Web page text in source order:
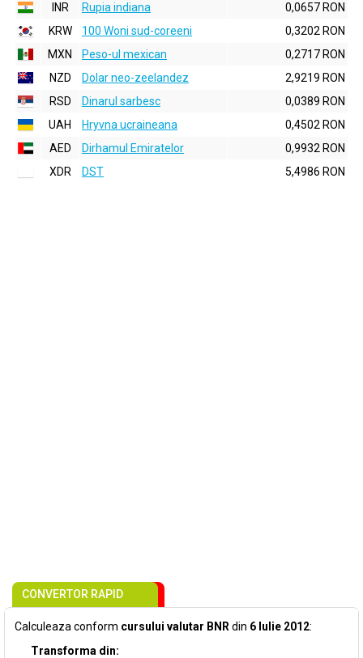
INR
Rupia indiana
0,0657 RON
KRW
100 Woni sud-coreeni
0,3202 RON
MXN
Peso-ul mexican
0,2717 RON
NZD
Dolar neo-zeelandez
2,9219 RON
RSD
Dinarul sarbesc
0,0389 RON
UAH
Hryvna ucraineana
0,4502 RON
AED
Dirhamul Emiratelor
0,9932 RON
XDR
DST 5,4986 RON
CONVERTOR RAPID
Calculeaza conform cursului valutar BNR din 6 Iulie 2012:
Transforma din: